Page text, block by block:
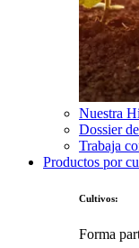
Nuestra
Dossier
Trabaja
Productos por
Cultivos:
Forma